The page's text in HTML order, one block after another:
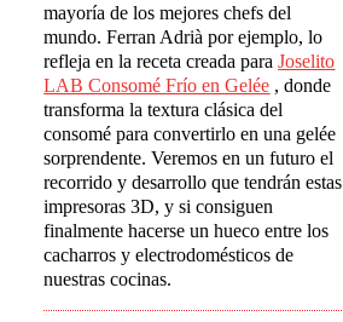
mayoría de los mejores chefs del
mundo. Ferran Adrià por ejemplo, lo
refleja en la receta creada paraJoselito
LAB Consomé Frío en Gelée , donde
transforma la textura clásica del
consomé para convertirlo en una gelée
sorprendente. Veremos en un futuro el
recorrido y desarrollo que tendrán estas
impresoras 3D, y si consiguen
finalmente hacerse un hueco entre los
cacharros y electrodomésticos de
nuestras cocinas.